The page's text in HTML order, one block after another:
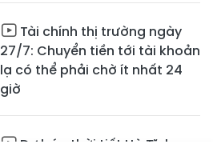
Tài chính thị trường ngày
27/7: Chuyển tiền tới tài khoản
lạ có thể phải chờ ít nhất 24
giờ
Dự báo thời tiết Hà Tĩnh